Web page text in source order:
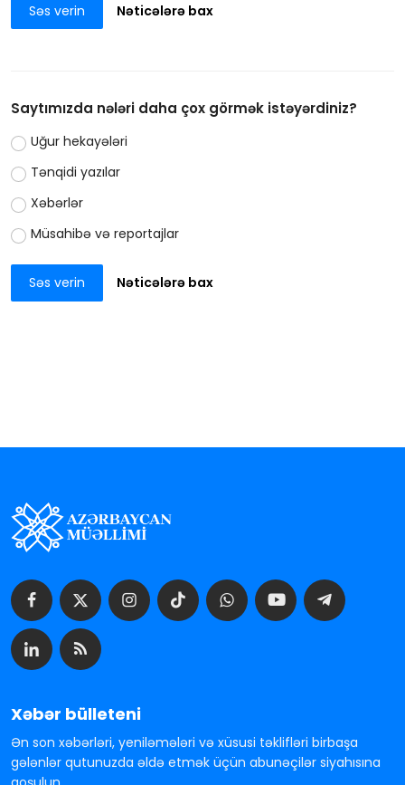
Səs verin Nəticələrə bax
Saytımızda nələri daha çox görmək istəyərdiniz?
Uğur hekayələri
Tənqidi yazılar
Xəbərlər
Müsahibə və reportajlar
Səs verin Nəticələrə bax
Xəbər bülleteni
Ən son xəbərləri, yeniləmələri və xüsusi təklifləri birbaşa
gələnlər qutunuzda əldə etmək üçün abunəçilər siyahısına